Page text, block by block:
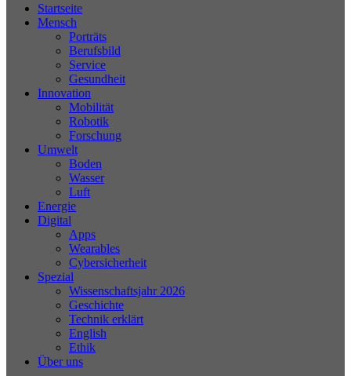
Startseite
Mensch
Porträts
Berufsbild
Service
Gesundheit
Innovation
Mobilität
Robotik
Forschung
Umwelt
Boden
Wasser
Luft
Energie
Digital
Apps
Wearables
Cybersicherheit
Spezial
Wissenschaftsjahr 2026
Geschichte
Technik erklärt
English
Ethik
Über uns